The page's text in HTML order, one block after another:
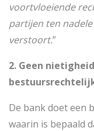
voortvloeiende
partijen ten
verstoort.”
2. Geen
De bank doet een
waarin is bepaald